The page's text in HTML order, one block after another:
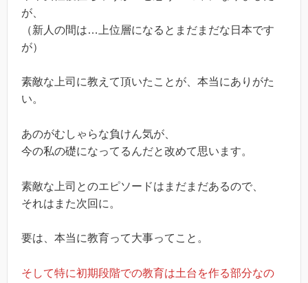
が、
（新人の間は…上位層になるとまだまだな日本です
が）
素敵な上司に教えて頂いたことが、本当にありがた
い。
あのがむしゃらな負けん気が、
今の私の礎になってるんだと改めて思います。
素敵な上司とのエピソードはまだまだあるので、
それはまた次回に。
要は、本当に教育って大事ってこと。
そして特に初期段階での教育は土台を作る部分なの